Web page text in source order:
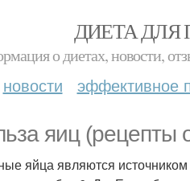
ДИЕТА ДЛЯ
о диетах, новости,
новости эффективное
яиц (рецепты
яйца являются